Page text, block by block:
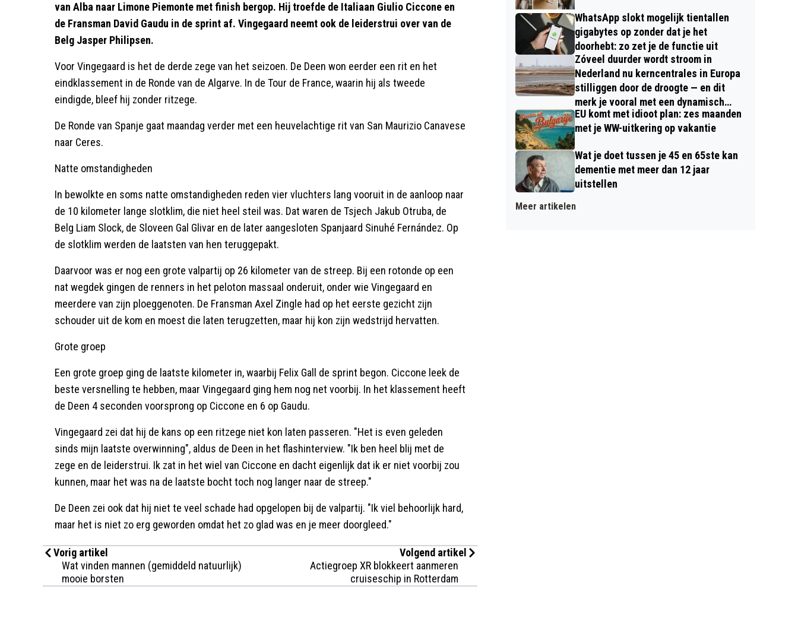
van Alba naar Limone Piemonte met finish bergop. Hij troefde de Italiaan Giulio Ciccone en
de Fransman David Gaudu in de sprint af. Vingegaard neemt ook de leiderstrui over van de
Belg Jasper Philipsen.
Voor Vingegaard is het de derde zege van het seizoen. De Deen won eerder een rit en het
eindklassement in de Ronde van de Algarve. In de Tour de France, waarin hij als tweede
eindigde, bleef hij zonder ritzege.
De Ronde van Spanje gaat maandag verder met een heuvelachtige rit van San Maurizio Canavese
naar Ceres.
Natte omstandigheden
In bewolkte en soms natte omstandigheden reden vier vluchters lang vooruit in de aanloop naar
de 10 kilometer lange slotklim, die niet heel steil was. Dat waren de Tsjech Jakub Otruba, de
Belg Liam Slock, de Sloveen Gal Glivar en de later aangesloten Spanjaard Sinuhé Fernández. Op
de slotklim werden de laatsten van hen teruggepakt.
Daarvoor was er nog een grote valpartij op 26 kilometer van de streep. Bij een rotonde op een
nat wegdek gingen de renners in het peloton massaal onderuit, onder wie Vingegaard en
meerdere van zijn ploeggenoten. De Fransman Axel Zingle had op het eerste gezicht zijn
schouder uit de kom en moest die laten terugzetten, maar hij kon zijn wedstrijd hervatten.
Grote groep
Een grote groep ging de laatste kilometer in, waarbij Felix Gall de sprint begon. Ciccone leek de
beste versnelling te hebben, maar Vingegaard ging hem nog net voorbij. In het klassement heeft
de Deen 4 seconden voorsprong op Ciccone en 6 op Gaudu.
Vingegaard zei dat hij de kans op een ritzege niet kon laten passeren. "Het is even geleden
sinds mijn laatste overwinning", aldus de Deen in het flashinterview. "Ik ben heel blij met de
zege en de leiderstrui. Ik zat in het wiel van Ciccone en dacht eigenlijk dat ik er niet voorbij zou
kunnen, maar het was na de laatste bocht toch nog langer naar de streep."
De Deen zei ook dat hij niet te veel schade had opgelopen bij de valpartij. "Ik viel behoorlijk hard,
maar het is niet zo erg geworden omdat het zo glad was en je meer doorgleed."
Vorig artikel
Wat vinden mannen (gemiddeld natuurlijk)
mooie borsten
Volgend artikel
Actiegroep XR blokkeert aanmeren
cruiseschip in Rotterdam
WhatsApp slokt mogelijk tientallen
gigabytes op zonder dat je het
doorhebt: zo zet je de functie uit
Zóveel duurder wordt stroom in
Nederland nu kerncentrales in Europa
stilliggen door de droogte — en dit
merk je vooral met een dynamisch
contract
EU komt met idioot plan: zes maanden
met je WW-uitkering op vakantie
Wat je doet tussen je 45 en 65ste kan
dementie met meer dan 12 jaar
uitstellen
Meer artikelen